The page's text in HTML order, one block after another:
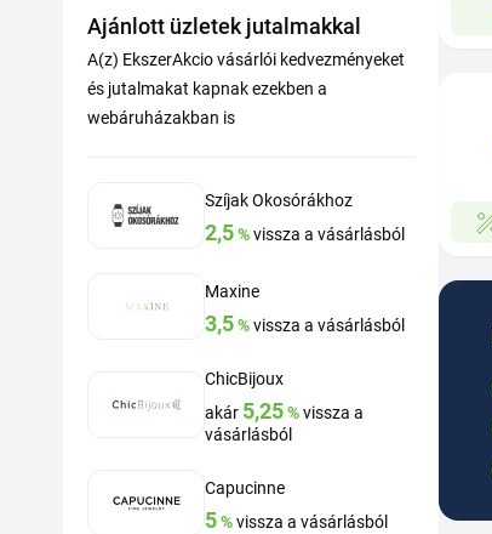
Ajánlott üzletek jutalmakkal
A(z) EkszerAkcio vásárlói kedvezményeket
és jutalmakat kapnak ezekben a
webáruházakban is
Szíjak Okosórákhoz
2,5%vissza a vásárlásból
Maxine
3,5%vissza a vásárlásból
ChicBijoux
akár 5,25%vissza a
vásárlásból
Capucinne
5%vissza a vásárlásból